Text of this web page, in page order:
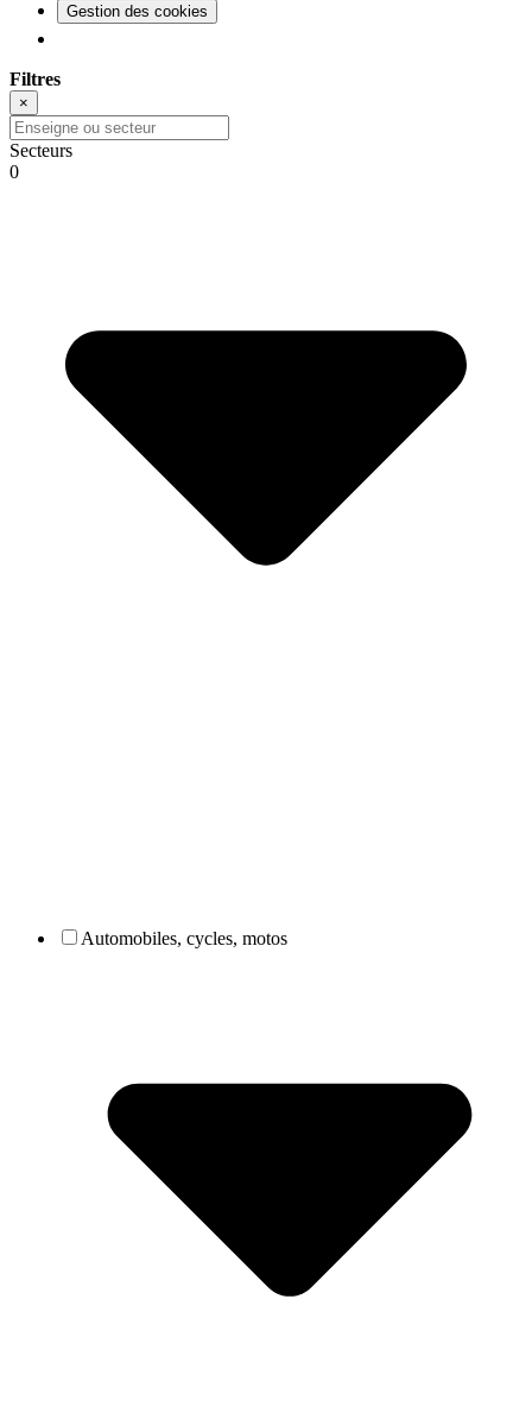
Gestion des cookies
Filtres
×
Secteurs
0
Automobiles, cycles, motos